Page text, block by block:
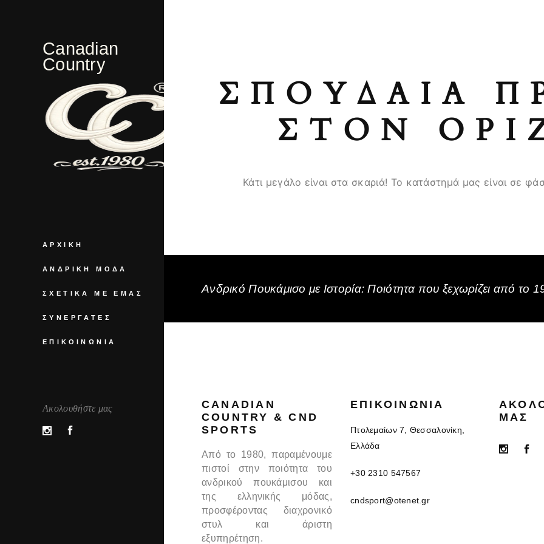
Canadian
Country
ΑΡΧΙΚΉ
ΑΝΔΡΙΚΉ ΜΌΔΑ
ΣΧΕΤΙΚΆ ΜΕ ΕΜΆΣ
ΣΥΝΕΡΓΆΤΕΣ
ΕΠΙΚΟΙΝΩΝΊΑ
Ακολουθήστε μας
ΣΠΟΥΔΑΊΑ
ΣΤΟΝ
Κάτι μεγάλο είναι στα σκαριά! Το κατάστημά μας είναι σε
Ανδρικό Πουκάμισο με Ιστορία: Ποιότητα που ξεχωρίζει από το
CANADIAN
COUNTRY & CND
SPORTS
Από το 1980, παραμένουμε
πιστοί στην ποιότητα του
ανδρικού πουκάμισου και
της ελληνικής μόδας,
προσφέροντας διαχρονικό
στυλ και άριστη
εξυπηρέτηση.
ΕΠΙΚΟΙΝΩΝΊΑ
Πτολεμαίων 7, Θεσσαλονίκη,
Ελλάδα
+30 2310 547567
cndsport@otenet.gr
ΜΑΣ